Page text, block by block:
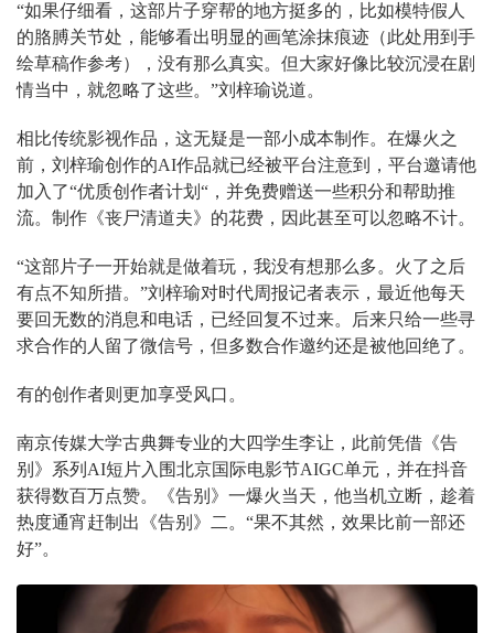
“如果仔细看，这部片子穿帮的地方挺多的，比如模特假人
的胳膊关节处，能够看出明显的画笔涂抹痕迹（此处用到手
绘草稿作参考），没有那么真实。但大家好像比较沉浸在剧
情当中，就忽略了这些。”刘梓瑜说道。
相比传统影视作品，这无疑是一部小成本制作。在爆火之
前，刘梓瑜创作的AI作品就已经被平台注意到，平台邀请他
加入了“优质创作者计划“，并免费赠送一些积分和帮助推
流。制作《丧尸清道夫》的花费，因此甚至可以忽略不计。
“这部片子一开始就是做着玩，我没有想那么多。火了之后
有点不知所措。”刘梓瑜对时代周报记者表示，最近他每天
要回无数的消息和电话，已经回复不过来。后来只给一些寻
求合作的人留了微信号，但多数合作邀约还是被他回绝了。
有的创作者则更加享受风口。
南京传媒大学古典舞专业的大四学生李让，此前凭借《告
别》系列AI短片入围北京国际电影节AIGC单元，并在抖音
获得数百万点赞。《告别》一爆火当天，他当机立断，趁着
热度通宵赶制出《告别》二。“果不其然，效果比前一部还
好”。